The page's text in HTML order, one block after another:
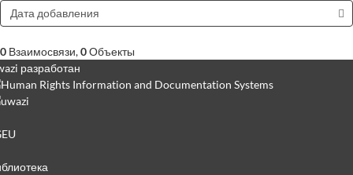
Дата добавления
0 Взаимосвязи,0Объекты
разработан